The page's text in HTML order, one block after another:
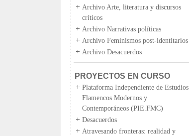
Archivo Arte, literatura y discursos
críticos
Archivo Narrativas políticas
Archivo Feminismos post-identitarios
Archivo Desacuerdos
PROYECTOS EN CURSO
Plataforma Independiente de Estudios
Flamencos Modernos y
Contemporáneos (PIE.FMC)
Desacuerdos
Atravesando fronteras: realidad y